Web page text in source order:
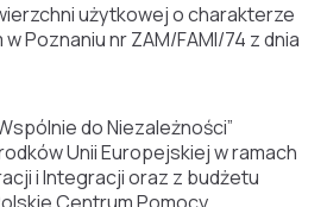
użytkowej o charakterze
Poznaniu nr ZAM/FAMI/74 z dnia
do Niezależności”
Unii Europejskiej w ramach
i Integracji oraz z budżetu